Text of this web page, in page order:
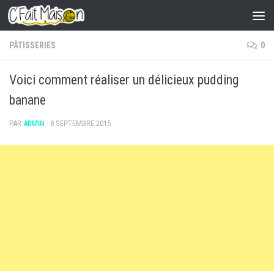
Skip to content
PÂTISSERIES 0
Voici comment réaliser un délicieux pudding
banane
PAR ADMIN · 8 SEPTEMBRE 2015